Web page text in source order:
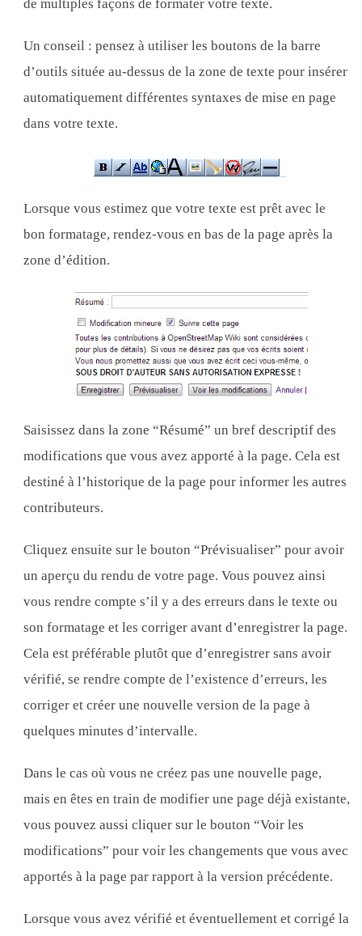
de multiples façons de formater votre texte.
Un conseil : pensez à utiliser les boutons de la barre
d’outils située au-dessus de la zone de texte pour insérer
automatiquement différentes syntaxes de mise en page
dans votre texte.
Lorsque vous estimez que votre texte est prêt avec le
bon formatage, rendez-vous en bas de la page après la
zone d’édition.
Saisissez dans la zone “Résumé” un bref descriptif des
modifications que vous avez apporté à la page. Cela est
destiné à l’historique de la page pour informer les autres
contributeurs.
Cliquez ensuite sur le bouton “Prévisualiser” pour avoir
un aperçu du rendu de votre page. Vous pouvez ainsi
vous rendre compte s’il y a des erreurs dans le texte ou
son formatage et les corriger avant d’enregistrer la page.
Cela est préférable plutôt que d’enregistrer sans avoir
vérifié, se rendre compte de l’existence d’erreurs, les
corriger et créer une nouvelle version de la page à
quelques minutes d’intervalle.
Dans le cas où vous ne créez pas une nouvelle page,
mais en êtes en train de modifier une page déjà existante,
vous pouvez aussi cliquer sur le bouton “Voir les
modifications” pour voir les changements que vous avec
apportés à la page par rapport à la version précédente.
Lorsque vous avez vérifié et éventuellement et corrigé la